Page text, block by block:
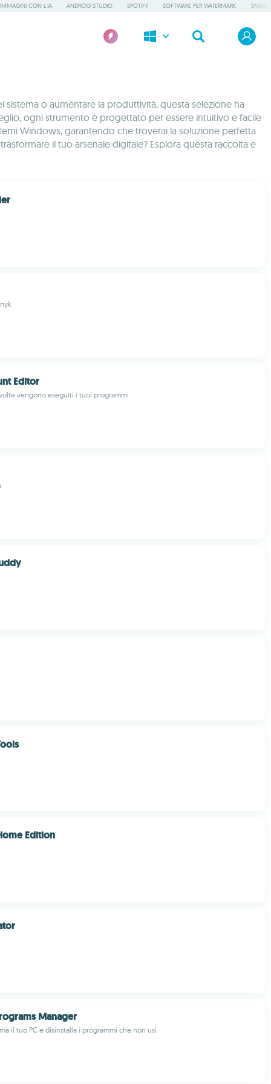
IMMAGINI CON L'IA ANDROID STUDIO SPOTIFY SOFTWARE PER WATERMARK SNAGIT
o aumentare la produttività, questa selezione ha
ogni strumento è progettato per essere intuitivo e facile
Windows, garantendo che troverai la soluzione perfetta
il tuo arsenale digitale? Esplora questa raccolta e
Editor
vengono eseguiti i tuoi programmi
Edition
Manager
il tuo PC e disinstalla i programmi che non usi